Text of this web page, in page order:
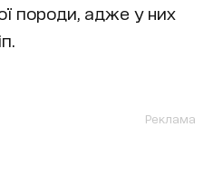
породи, адже у них
Реклама